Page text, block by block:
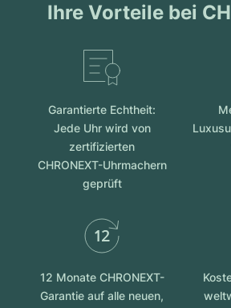
Ihre Vorteile bei
Garantierte Echtheit:
Jede Uhr wird von
zertifizierten
CHRONEXT-Uhrmachern
geprüft
12 Monate CHRONEXT-
Garantie auf alle neuen,